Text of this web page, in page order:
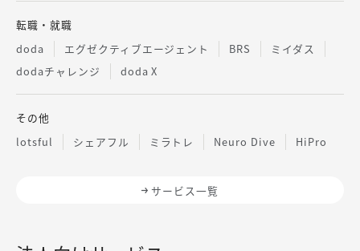
転職・就職
doda
エグゼクティブエージェント BRS
ミイダス
dodaチャレンジ
doda X
その他
lotsful
シェアフル ミラトレ Neuro Dive HiPro
サービス一覧